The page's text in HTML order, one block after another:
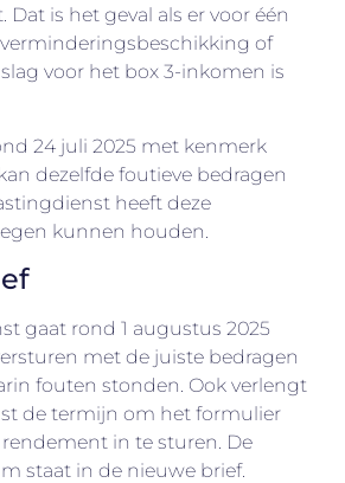
is het geval als er voor één
of
voor het box 3-inkomen is
24 juli 2025 met kenmerk
dezelfde foutieve bedragen
heeft deze
kunnen houden.
gaat rond 1 augustus 2025
met de juiste bedragen
fouten stonden. Ook verlengt
de termijn om het formulier
in te sturen. De
staat in de nieuwe brief.